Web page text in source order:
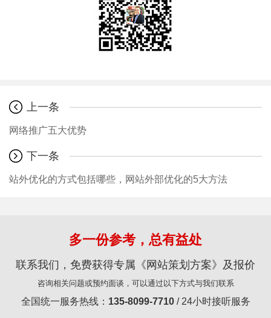
上一条
网络推广五大优势
下一条
站外优化的方式包括哪些，网站外部优化的5大方法
多一份参考，总有益处
联系我们，免费获得专属《网站策划方案》及报价
咨询相关问题或预约面谈，可以通过以下方式与我们联系
全国统一服务热线： 135-8099-7710/ 24小时接听服务